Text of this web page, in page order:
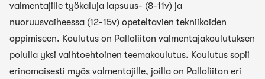
valmentajille työkaluja lapsuus- (8-11v) ja
nuoruusvaiheessa (12-15v) opeteltavien tekniikoiden
oppimiseen. Koulutus on Palloliiton valmentajakoulutuksen
polulla yksi vaihtoehtoinen teemakoulutus. Koulutus sopii
erinomaisesti myös valmentajille, joilla on Palloliiton eri